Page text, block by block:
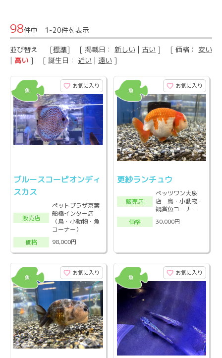
98件中 1-20件を表示
並び替え [標準] [ 掲載日： 新しい | 古い ] [ 価格： 安い
| 高い ] [ 誕生日： 近い | 遠い ]
お気に入り
ブルースコーピオンディ
スカス
販売店
ペットプラザ京葉
船橋インター店
（鳥・小動物・魚
コーナー）
価格
98,000円
お気に入り
更紗ランチュウ
販売店
ペッツワン大泉
店 鳥・小動物・
観賞魚コーナー
価格
30,000円
お気に入り お気に入り